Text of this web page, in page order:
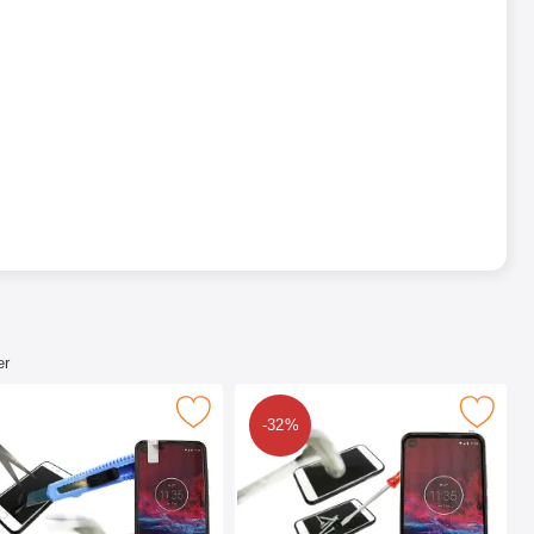
som favorittav glass Motorola One Action som favoritt
-32%
Merk full Frame Skjermbeskyttelse av glass